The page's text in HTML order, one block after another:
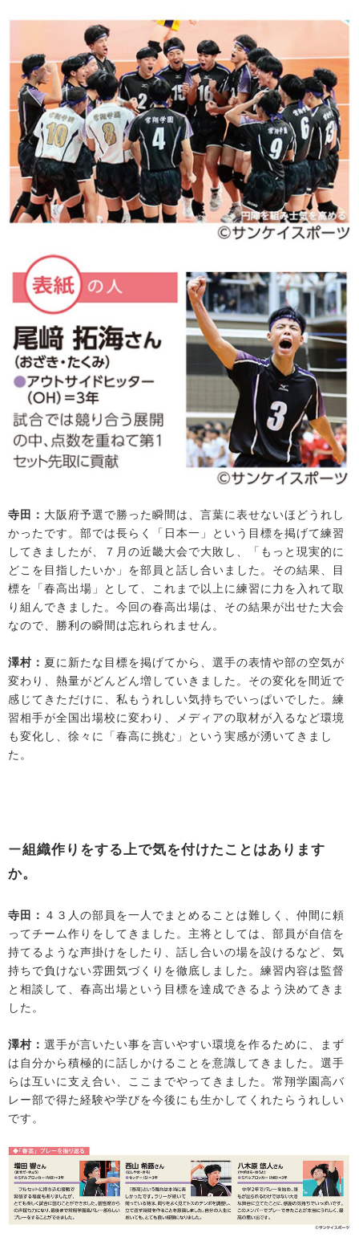
寺田： 大阪府予選で勝った瞬間は、言葉に表せないほどうれし
かったです。部では長らく「日本一」という目標を掲げて練習
してきましたが、７月の近畿大会で大敗し、「もっと現実的に
どこを目指したいか」を部員と話し合いました。その結果、目
標を「春高出場」として、これまで以上に練習に力を入れて取
り組んできました。今回の春高出場は、その結果が出せた大会
なので、勝利の瞬間は忘れられません。
澤村： 夏に新たな目標を掲げてから、選手の表情や部の空気が
変わり、熱量がどんどん増していきました。その変化を間近で
感じてきただけに、私もうれしい気持ちでいっぱいでした。練
習相手が全国出場校に変わり、メディアの取材が入るなど環境
も変化し、徐々に「春高に挑む」という実感が湧いてきまし
た。
ー組織作りをする上で気を付けたことはあります
か。
寺田： ４３人の部員を一人でまとめることは難しく、仲間に頼
ってチーム作りをしてきました。主将としては、部員が自信を
持てるような声掛けをしたり、話し合いの場を設けるなど、気
持ちで負けない雰囲気づくりを徹底しました。練習内容は監督
と相談して、春高出場という目標を達成できるよう決めてきま
した。
澤村： 選手が言いたい事を言いやすい環境を作るために、まず
は自分から積極的に話しかけることを意識してきました。選手
らは互いに支え合い、ここまでやってきました。常翔学園高バ
レー部で得た経験や学びを今後にも生かしてくれたらうれしい
です。